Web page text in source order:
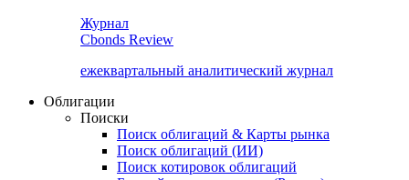
Журнал
Cbonds Review
ежеквартальный аналитический журнал
Облигации
Поиски
Поиск облигаций & Карты рынка
Поиск облигаций (ИИ)
Поиск котировок облигаций